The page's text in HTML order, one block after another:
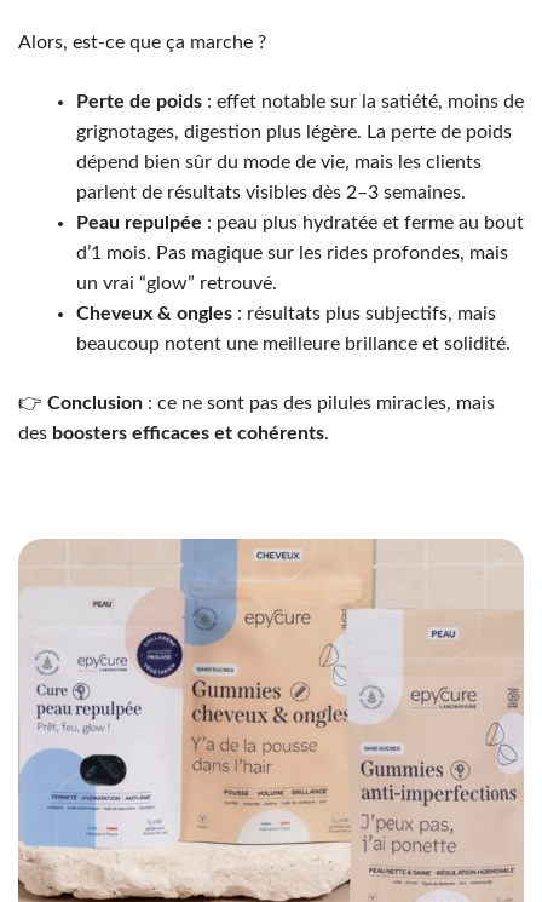
Alors, est-ce que ça marche ?
Perte de poids : effet notable sur la satiété, moins de
grignotages, digestion plus légère. La perte de poids
dépend bien sûr du mode de vie, mais les clients
parlent de résultats visibles dès 2–3 semaines.
Peau repulpée : peau plus hydratée et ferme au bout
d’1 mois. Pas magique sur les rides profondes, mais
un vrai “glow” retrouvé.
Cheveux & ongles : résultats plus subjectifs, mais
beaucoup notent une meilleure brillance et solidité.
👉 Conclusion : ce ne sont pas des pilules miracles, mais
des boosters efficaces et cohérents.